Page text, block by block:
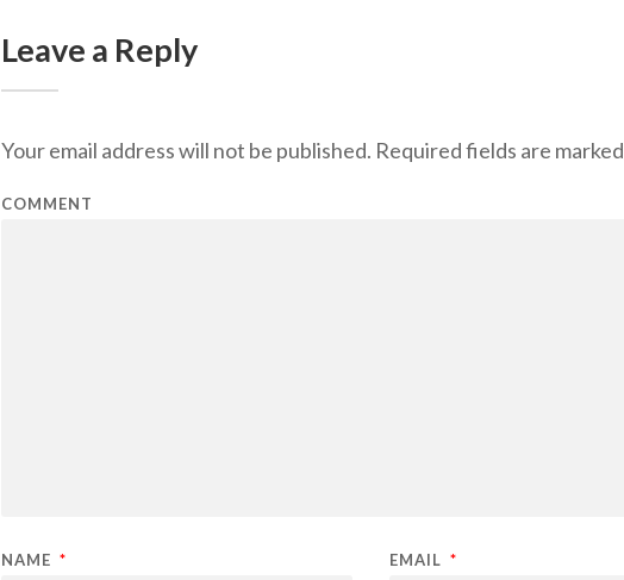
Leave a Reply
Your email address will not be published. Required fields are marked
COMMENT
NAME * EMAIL *